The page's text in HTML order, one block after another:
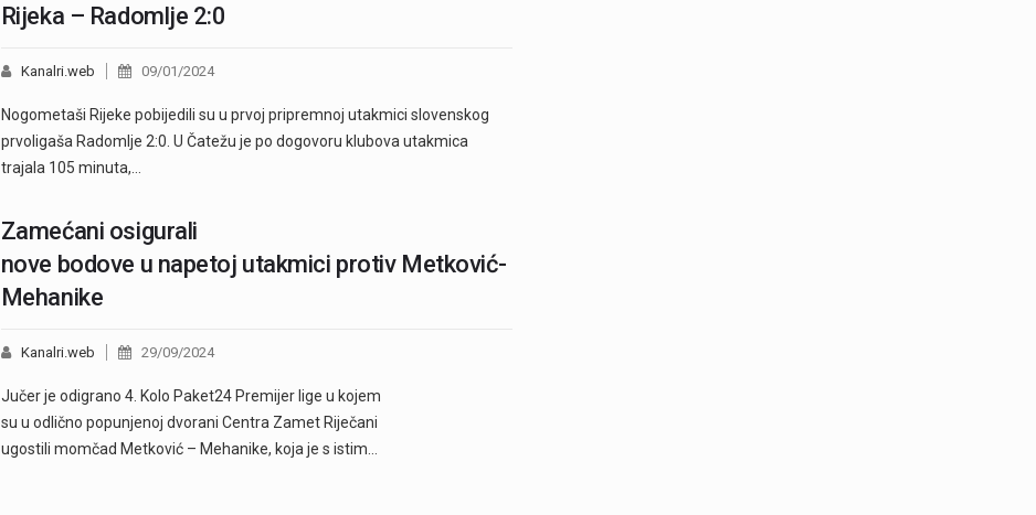
Rijeka – Radomlje 2:0
Kanalri.web 09/01/2024
Nogometaši Rijeke pobijedili su u prvoj pripremnoj utakmici slovenskog
prvoligaša Radomlje 2:0. U Čatežu je po dogovoru klubova utakmica
trajala 105 minuta,…
Zamećani osigurali
nove bodove u napetoj utakmici protiv Metković-
Mehanike
Kanalri.web 29/09/2024
Jučer je odigrano 4. Kolo Paket24 Premijer lige u kojem
su u odlično popunjenoj dvorani Centra Zamet Riječani
ugostili momčad Metković – Mehanike, koja je s istim…